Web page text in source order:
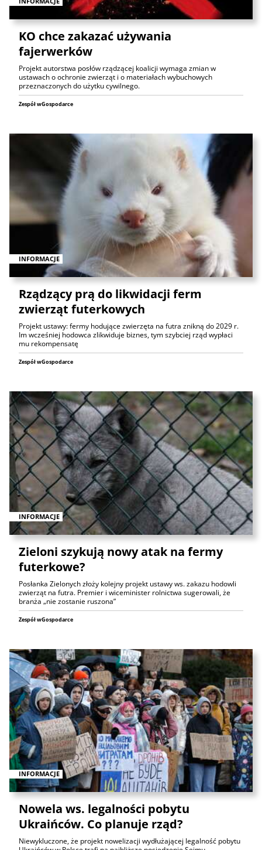
KO chce zakazać używania
fajerwerków
Projekt autorstwa posłów rządzącej koalicji wymaga zmian w
ustawach o ochronie zwierząt i o materiałach wybuchowych
przeznaczonych do użytku cywilnego.
Zespół wGospodarce
INFORMACJE
Rządzący prą do likwidacji ferm
zwierząt futerkowych
Projekt ustawy: fermy hodujące zwierzęta na futra znikną do 2029 r.
Im wcześniej hodowca zlikwiduje biznes, tym szybciej rząd wypłaci
mu rekompensatę
Zespół wGospodarce
INFORMACJE
Zieloni szykują nowy atak na fermy
futerkowe?
Posłanka Zielonych złoży kolejny projekt ustawy ws. zakazu hodowli
zwierząt na futra. Premier i wiceminister rolnictwa sugerowali, że
branża „nie zostanie ruszona”
Zespół wGospodarce
INFORMACJE
Nowela ws. legalności pobytu
Ukraińców. Co planuje rząd?
Niewykluczone, że projekt nowelizacji wydłużającej legalność pobytu